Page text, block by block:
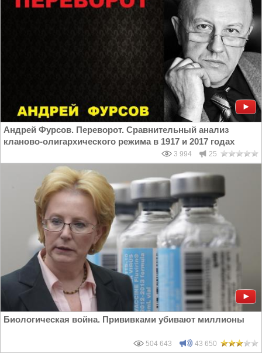
Андрей Фурсов. Переворот. Сравнительный анализ
кланово-олигархического режима в 1917 и 2017 годах
3 994 25
Биологическая война. Прививками убивают миллионы
504 643 43 650